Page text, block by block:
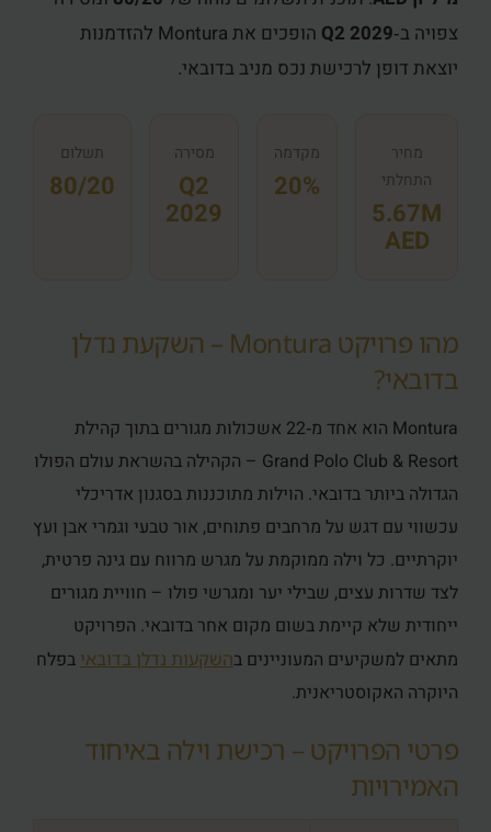
צפויה ב‑Q2 2029
הופכים את Montura להזדמנות
יוצאת דופן לרכישת נכס מניב בדובאי.
מחיר
התחלתי
5.67M
AED
מקדמה
20%
מסירה
Q2
2029
תשלום
80/20
מהו פרויקט Montura – השקעת נדלן
בדובאי?
Montura הוא אחד מ‑22 אשכולות מגורים בתוך קהילת
Grand Polo Club & Resort – הקהילה בהשראת עולם הפולו
הגדולה ביותר בדובאי. הוילות מתוכננות בסגנון אדריכלי
עכשווי עם דגש על מרחבים פתוחים, אור טבעי וגמרי אבן ועץ
יוקרתיים. כל וילה ממוקמת על מגרש מרווח עם גינה פרטית,
לצד שדרות עצים, שבילי יער ומגרשי פולו – חוויית מגורים
ייחודית שלא קיימת בשום מקום אחר בדובאי. הפרויקט
מתאים למשקיעים המעוניינים בהשקעות נדלן בדובאי בפלח
היוקרה האקוסטריאנית.
פרטי הפרויקט – רכישת וילה באיחוד
האמירויות